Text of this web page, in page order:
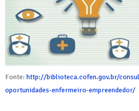
Fonte: http://biblioteca.cofen.gov.br/
oportunidades-enfermeiro-empreendedor/